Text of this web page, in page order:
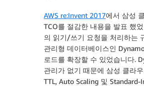
AWS re:Invent 2017에서 삼성
TCO를 절감한 내용을 발표 했
의 읽기/쓰기 요청을 처리하는
관리형 데이터베이스인
로드를 확장할 수 있었습니다.
관리가 없기 때문에 삼성 클라
TTL, Auto Scaling 및